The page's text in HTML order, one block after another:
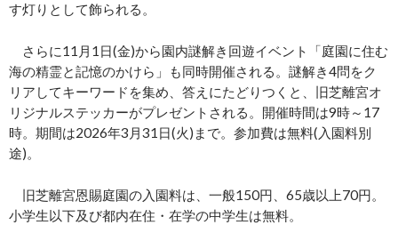
す灯りとして飾られる。
さらに11月1日(金)から園内謎解き回遊イベント「庭園に住む
海の精霊と記憶のかけら」も同時開催される。謎解き4問をク
リアしてキーワードを集め、答えにたどりつくと、旧芝離宮オ
リジナルステッカーがプレゼントされる。開催時間は9時～17
時。期間は2026年3月31日(火)まで。参加費は無料(入園料別
途)。
旧芝離宮恩賜庭園の入園料は、一般150円、65歳以上70円。
小学生以下及び都内在住・在学の中学生は無料。